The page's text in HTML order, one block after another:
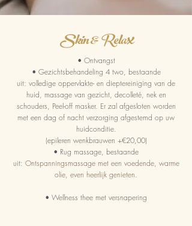
Skin & Relax
• Ontvangst
• Gezichtsbehandeling 4 two, bestaande
uit: volledige oppervlakte- en dieptereiniging van de
huid, massage van gezicht, decolleté, nek en
schouders, Peel-off masker. Er zal afgesloten worden
met een dag of nacht verzorging afgestemd op uw
huidconditie.
(epileren wenkbrauwen +€20,00)
• Rug massage, bestaande
uit: Ontspanningsmassage met een voedende, warme
olie, even heerlijk genieten.
• Wellness thee met versnapering